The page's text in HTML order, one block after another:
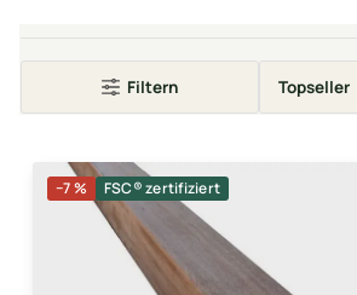
Filtern
−7 % FSC® zertifiziert